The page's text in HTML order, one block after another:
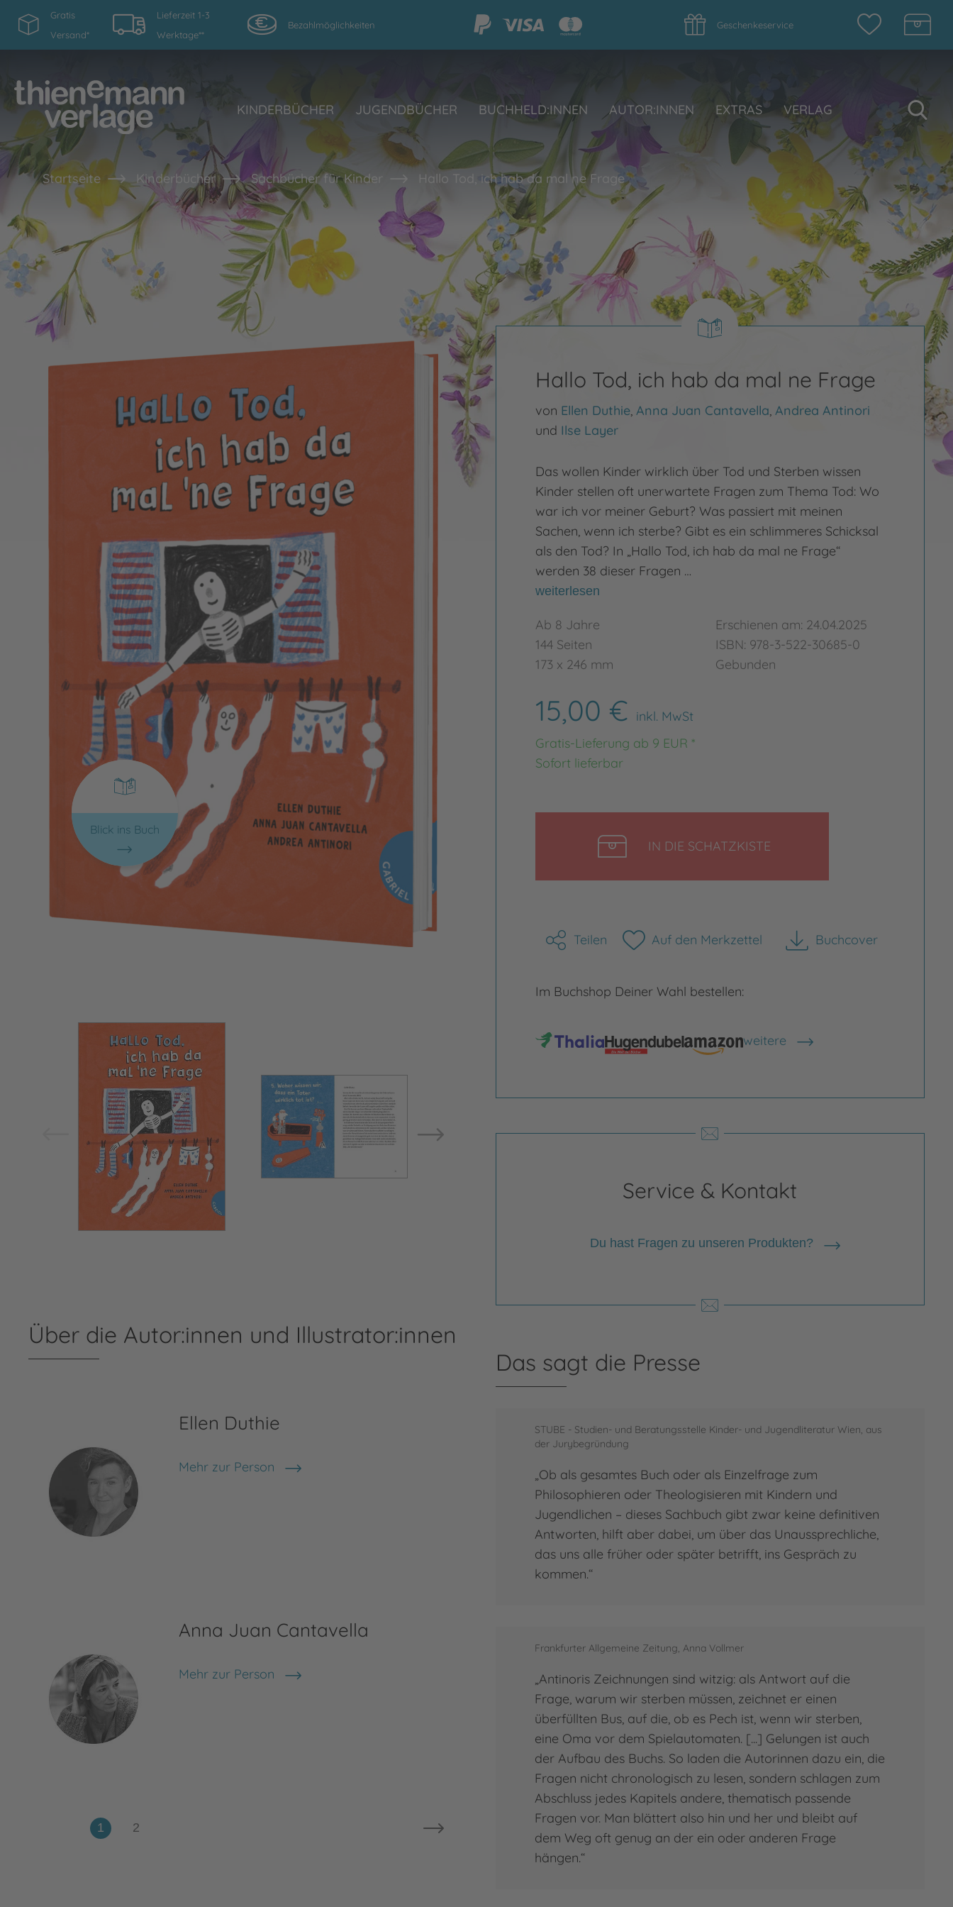
Gratis
Versand*
Lieferzeit 1-3
Werktage**
Bezahlmöglichkeiten Geschenkeservice
KINDERBÜCHER JUGENDBÜCHER BUCHHELD:INNEN AUTOR:INNEN EXTRAS VERLAG
Startseite Kinderbücher Sachbücher für Kinder Hallo Tod, ich hab da mal ne Frage
Blick ins Buch
Hallo Tod, ich hab da mal ne Frage
von Ellen Duthie, Anna Juan Cantavella, Andrea Antinori
und Ilse Layer
Das wollen Kinder wirklich über Tod und Sterben wissen
Kinder stellen oft unerwartete Fragen zum Thema Tod: Wo
war ich vor meiner Geburt? Was passiert mit meinen
Sachen, wenn ich sterbe? Gibt es ein schlimmeres Schicksal
als den Tod? In „Hallo Tod, ich hab da mal ne Frage“
werden 38 dieser Fragen …
weiterlesen
Ab 8 Jahre
144 Seiten
173 x 246 mm
Erschienen am: 24.04.2025
ISBN: 978-3-522-30685-0
Gebunden
15,00 € inkl. MwSt
Gratis-Lieferung ab 9 EUR *
Sofort lieferbar
IN DIE SCHATZKISTE
Teilen Auf den Merkzettel Buchcover
herunterladen
Im Buchshop Deiner Wahl bestellen:
weitere
Shops anzeigen
Service & Kontakt
Du hast Fragen zu unseren Produkten?
Über die Autor:innen und Illustrator:innen
Ellen Duthie
Mehr zur Person
Ellen Duthie
Anna Juan Cantavella
Mehr zur Person
Anna Juan Cantavella
Andrea Antinori
Mehr zur Person
Andrea Antinori
Ilse Layer hat nach dem Studium der
Germanistik, Romanistik und
Lateinamerikanistik im Kulturbereich und
im Verlag gearbeitet, bis sie sich als
Literaturübersetzerin selbstständig
gemacht hat. Für ihre Übersetzungen hat
sie mehrere…
Mehr zur Person
Ilse Layer
Das sagt die Presse
STUBE - Studien- und Beratungsstelle Kinder- und Jugendliteratur Wien, aus
der Jurybegründung
„Ob als gesamtes Buch oder als Einzelfrage zum
Philosophieren oder Theologisieren mit Kindern und
Jugendlichen – dieses Sachbuch gibt zwar keine definitiven
Antworten, hilft aber dabei, um über das Unaussprechliche,
das uns alle früher oder später betrifft, ins Gespräch zu
kommen.“
Frankfurter Allgemeine Zeitung, Anna Vollmer
„Antinoris Zeichnungen sind witzig: als Antwort auf die
Frage, warum wir sterben müssen, zeichnet er einen
überfüllten Bus, auf die, ob es Pech ist, wenn wir sterben,
eine Oma vor dem Spielautomaten. [...] Gelungen ist auch
der Aufbau des Buchs. So laden die Autorinnen dazu ein, die
Fragen nicht chronologisch zu lesen, sondern schlagen zum
Abschluss jedes Kapitels andere, thematisch passende
Fragen vor. Man blättert also hin und her und bleibt auf
dem Weg oft genug an der ein oder anderen Frage
hängen.“